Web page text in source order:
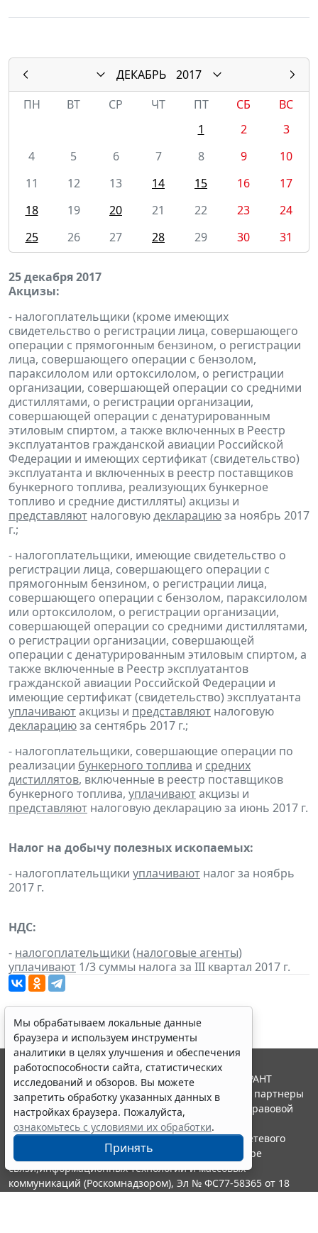
ДЕКАБРЬ
2017
ПН
ВТ СР ЧТ ПТ СБ
ВС
1
2
3
4
5 6 7 8 9
10
11
12 13 14 15 16
17
18
19 20 21 22 23
24
25
26 27 28 29 30 31
25 декабря 2017
Акцизы:
- налогоплательщики (кроме имеющих
свидетельство о регистрации лица, совершающего
операции с прямогонным бензином, о регистрации
лица, совершающего операции с бензолом,
параксилолом или ортоксилолом, о регистрации
организации, совершающей операции со средними
дистиллятами, о регистрации организации,
совершающей операции с денатурированным
этиловым спиртом, а также включенных в Реестр
эксплуатантов гражданской авиации Российской
Федерации и имеющих сертификат (свидетельство)
эксплуатанта и включенных в реестр поставщиков
бункерного топлива, реализующих бункерное
топливо и средние дистилляты) акцизы и
представляют налоговуюдекларациюза ноябрь 2017
г.;
- налогоплательщики, имеющие свидетельство о
регистрации лица, совершающего операции с
прямогонным бензином, о регистрации лица,
совершающего операции с бензолом, параксилолом
или ортоксилолом, о регистрации организации,
совершающей операции со средними дистиллятами,
о регистрации организации, совершающей
операции с денатурированным этиловым спиртом, а
также включенные в Реестр эксплуатантов
гражданской авиации Российской Федерации и
имеющие сертификат (свидетельство) эксплуатанта
уплачиваютакцизы и представляют налоговую
декларациюза сентябрь 2017 г.;
- налогоплательщики, совершающие операции по
реализации бункерного топлива и средних
дистиллятов, включенные в реестр поставщиков
бункерного топлива, уплачиваютакцизы и
представляют налоговую декларацию за июнь 2017 г.
Налог на добычу полезных ископаемых:
- налогоплательщики уплачивают налог за ноябрь
2017 г.
НДС:
- налогоплательщики (налоговые агенты)
уплачивают 1/3 суммы налога за III квартал 2017 г.
Мы обрабатываем локальные данные
браузера и используем инструменты
аналитики в целях улучшения и обеспечения
работоспособности сайта, статистических
исследований и обзоров. Вы можете
запретить обработку указанных данных в
настройках браузера. Пожалуйста,
ознакомьтесь с условиями их обработки.
Принять
© ООО "НПП "ГАРАНТ-СЕРВИС", 2026. Система ГАРАНТ
выпускается с 1990 года. Компания "Гарант" и ее партнеры
являются участниками Российской ассоциации правовой
информации ГАРАНТ.
Портал ГАРАНТ.РУ зарегистрирован в качестве сетевого
издания Федеральной службой по надзору в сфере
связи,информационных технологий и массовых
коммуникаций (Роскомнадзором), Эл № ФС77-58365 от 18